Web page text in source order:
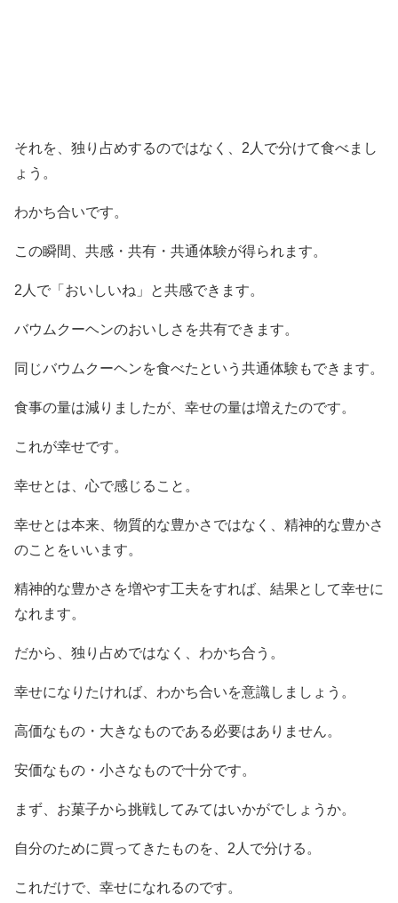
それを、独り占めするのではなく、2人で分けて食べまし
ょう。
わかち合いです。
この瞬間、共感・共有・共通体験が得られます。
2人で「おいしいね」と共感できます。
バウムクーヘンのおいしさを共有できます。
同じバウムクーヘンを食べたという共通体験もできます。
食事の量は減りましたが、幸せの量は増えたのです。
これが幸せです。
幸せとは、心で感じること。
幸せとは本来、物質的な豊かさではなく、精神的な豊かさ
のことをいいます。
精神的な豊かさを増やす工夫をすれば、結果として幸せに
なれます。
だから、独り占めではなく、わかち合う。
幸せになりたければ、わかち合いを意識しましょう。
高価なもの・大きなものである必要はありません。
安価なもの・小さなもので十分です。
まず、お菓子から挑戦してみてはいかがでしょうか。
自分のために買ってきたものを、2人で分ける。
これだけで、幸せになれるのです。